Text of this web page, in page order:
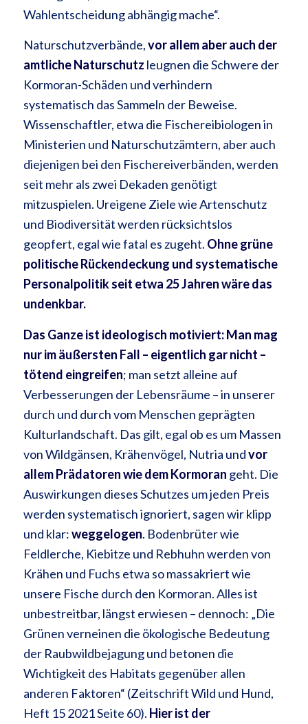
Wahlentscheidung abhängig mache“.
Naturschutzverbände,vor allem aber auch der
amtliche Naturschutz leugnen die Schwere der
Kormoran-Schäden und verhindern
systematisch das Sammeln der Beweise.
Wissenschaftler, etwa die Fischereibiologen in
Ministerien und Naturschutzämtern, aber auch
diejenigen bei den Fischereiverbänden, werden
seit mehr als zwei Dekaden genötigt
mitzuspielen. Ureigene Ziele wie Artenschutz
und Biodiversität werden rücksichtslos
geopfert, egal wie fatal es zugeht. Ohne grüne
politische Rückendeckung und systematische
Personalpolitik seit etwa 25 Jahren wäre das
undenkbar.
Das Ganze ist ideologisch motiviert: Man mag
nur im äußersten Fall – eigentlich gar nicht –
tötend eingreifen; man setzt alleine auf
Verbesserungen der Lebensräume – in unserer
durch und durch vom Menschen geprägten
Kulturlandschaft. Das gilt, egal ob es um Massen
von Wildgänsen, Krähenvögel, Nutria undvor
allem Prädatoren wie dem Kormoran geht. Die
Auswirkungen dieses Schutzes um jeden Preis
werden systematisch ignoriert, sagen wir klipp
und klar:weggelogen. Bodenbrüter wie
Feldlerche, Kiebitze und Rebhuhn werden von
Krähen und Fuchs etwa so massakriert wie
unsere Fische durch den Kormoran. Alles ist
unbestreitbar, längst erwiesen – dennoch: „Die
Grünen verneinen die ökologische Bedeutung
der Raubwildbejagung und betonen die
Wichtigkeit des Habitats gegenüber allen
anderen Faktoren“ (Zeitschrift Wild und Hund,
Heft 15 2021 Seite 60). Hier ist der